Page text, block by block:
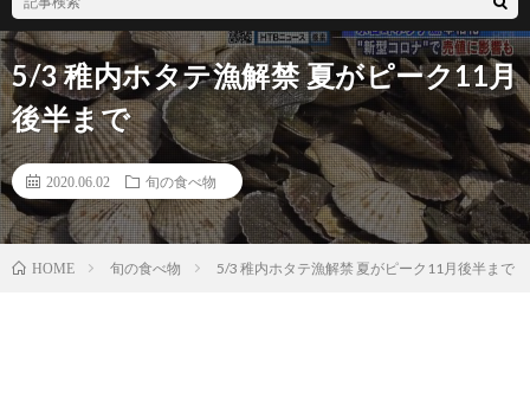
5/3 稚内ホタテ漁解禁 夏がピーク11月
後半まで
2020.06.02 旬の食べ物
HOME 旬の食べ物 5/3 稚内ホタテ漁解禁 夏がピーク11月後半まで